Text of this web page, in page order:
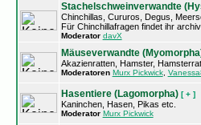
Stachelschweinverwandte
Chinchillas, Cururos, Degus,
Für Chinchillafragen findet ihr
Moderator davX
Mäuseverwandte
Akazienratten, Hamster,
Moderatoren Murx Pickwick,
Hasentiere (Lagomorpha) [ + ]
Kaninchen, Hasen, Pikas etc.
Moderator Murx Pickwick